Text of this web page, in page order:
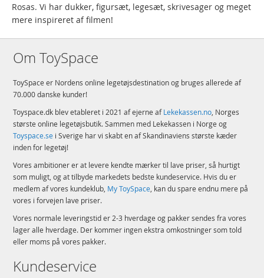
Rosas. Vi har dukker, figursæt, legesæt, skrivesager og meget
mere inspireret af filmen!
Om ToySpace
ToySpace er Nordens online legetøjsdestination og bruges allerede af
70.000 danske kunder!
Toyspace.dk blev etableret i 2021 af ejerne afLekekassen.no , Norges
største online legetøjsbutik. Sammen med Lekekassen i Norge og
Toyspace.se i Sverige har vi skabt en af Skandinaviens største kæder
inden for legetøj!
Vores ambitioner er at levere kendte mærker til lave priser, så hurtigt
som muligt, og at tilbyde markedets bedste kundeservice. Hvis du er
medlem af vores kundeklub, My ToySpace , kan du spare endnu mere på
vores i forvejen lave priser.
Vores normale leveringstid er 2-3 hverdage og pakker sendes fra vores
lager alle hverdage. Der kommer ingen ekstra omkostninger som told
eller moms på vores pakker.
Kundeservice